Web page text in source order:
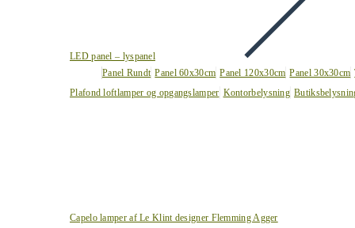
LED panel – lyspanel
Panel Rundt Panel 60x30cm Panel 120x30cm Panel 30x30cm
Plafond loftlamper og opgangslamper Kontorbelysning
Capelo lamper af Le Klint designer Flemming Agger